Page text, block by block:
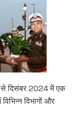
से दिसंबर 2024 में एक
विभागों और